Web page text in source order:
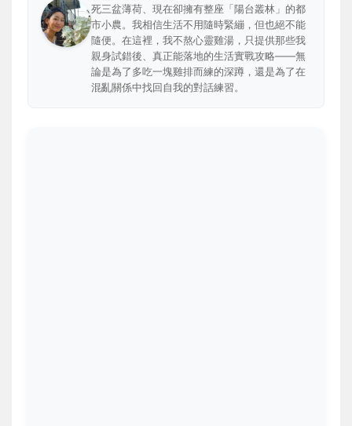
死三盆薄荷、現在卻擁有整座「陽台叢林」的都
市小農。我相信生活不用隨時緊繃，但也絕不能
隨便。在這裡，我不熬心靈雞湯，只提供那些我
親身試錯後、真正能落地的生活實戰攻略——無
論是為了多吃一塊雞排而練的深蹲，還是為了在
混亂關係中找回自我的對話練習。